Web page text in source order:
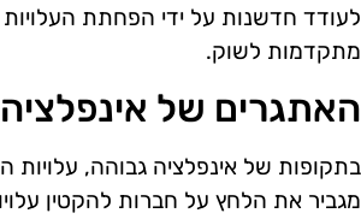
לעודד חדשנות על ידי הפחתת
מתקדמות לשוק.
האתגרים של
בתקופות של אינפלציה גבוהה,
מגביר את הלחץ על חברות להקטין